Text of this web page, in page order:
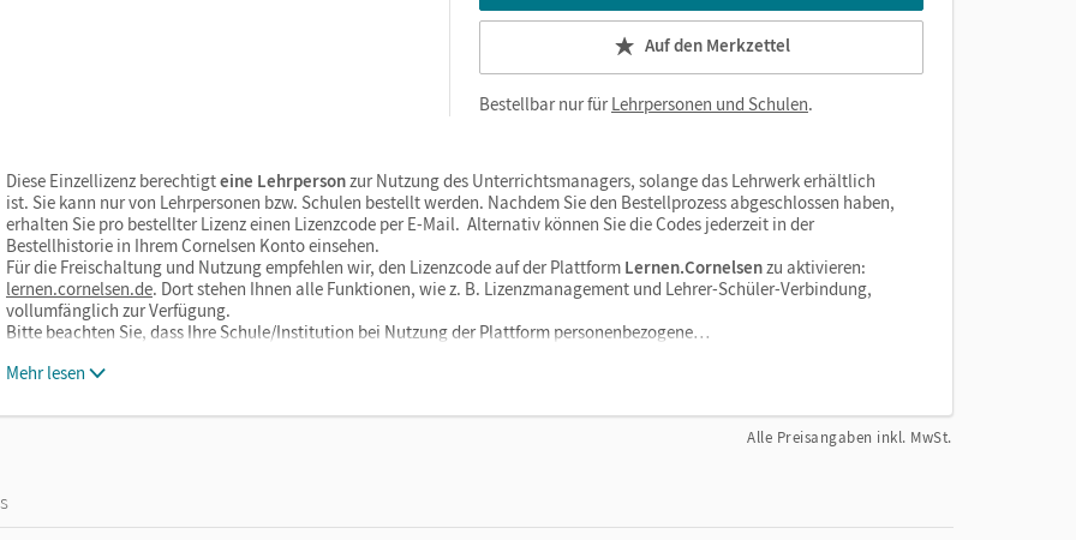
Auf den Merkzettel
Bestellbar nur fürLehrpersonen und Schulen.
Diese Einzellizenz berechtigteine Lehrpersonzur Nutzung des Unterrichtsmanagers, solange das Lehrwerk erhältlich
ist. Sie kann nur von Lehrpersonen bzw. Schulen bestellt werden. Nachdem Sie den Bestellprozess abgeschlossen haben,
erhalten Sie pro bestellter Lizenz einen Lizenzcode per E-Mail. Alternativ können Sie die Codes jederzeit in der
Bestellhistorie in Ihrem Cornelsen Konto einsehen.
Für die Freischaltung und Nutzung empfehlen wir, den Lizenzcode auf der Plattform Lernen.Cornelsenzu aktivieren:
lernen.cornelsen.de. Dort stehen Ihnen alle Funktionen, wie z. B. Lizenzmanagement und Lehrer-Schüler-Verbindung,
vollumfänglich zur Verfügung.
Bitte beachten Sie, dass Ihre Schule/Institution bei Nutzung der Plattform personenbezogene…
Mehr lesen
Alle Preisangaben inkl. MwSt.